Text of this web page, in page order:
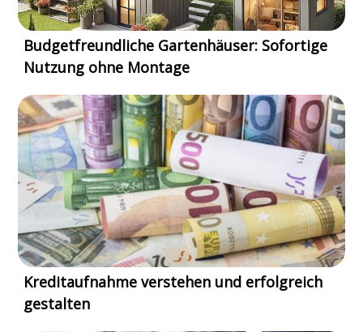
Budgetfreundliche Gartenhäuser: Sofortige
Nutzung ohne Montage
Kreditaufnahme verstehen und erfolgreich
gestalten